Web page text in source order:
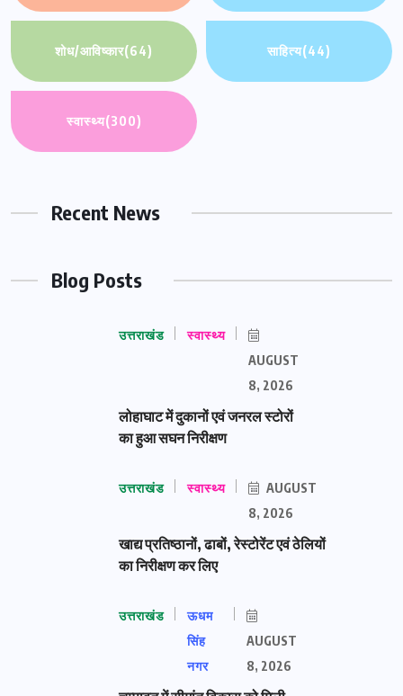
शोध/आविष्कार(64) साहित्य(44)
स्वास्थ्य(300)
Recent News
Blog Posts
उत्तराखंड स्वास्थ्य
AUGUST
8, 2026
लोहाघाट में दुकानों एवं जनरल स्टोरों
का हुआ सघन निरीक्षण
उत्तराखंड स्वास्थ्य
AUGUST
8, 2026
खाद्य प्रतिष्ठानों, ढाबों, रेस्टोरेंट एवं ठेलियों
का निरीक्षण कर लिए
उत्तराखंड
ऊधम
सिंह
नगर
AUGUST
8, 2026